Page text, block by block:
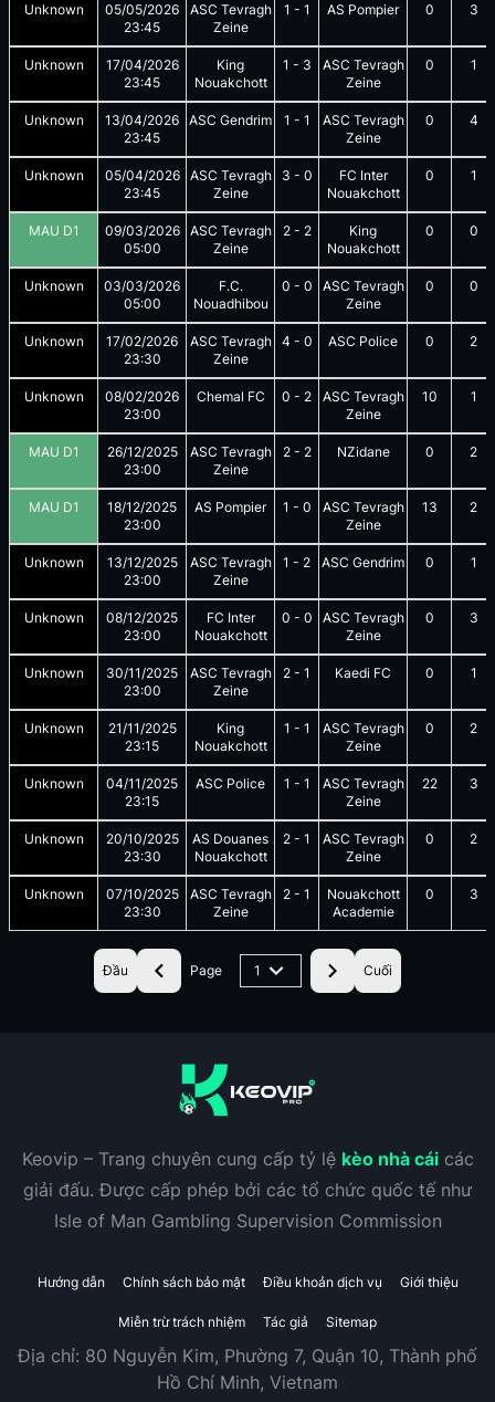
Unknown
05/05/2026
23:45
ASC Tevragh
Zeine
1 - 1 AS Pompier 0 3
Unknown
17/04/2026
23:45
King
Nouakchott
1 - 3
ASC Tevragh
Zeine
0 1
Unknown
13/04/2026
23:45
ASC Gendrim 1 - 1
ASC Tevragh
Zeine
0 4
Unknown
05/04/2026
23:45
ASC Tevragh
Zeine
3 - 0
FC Inter
Nouakchott
0 1
MAU D1
09/03/2026
05:00
ASC Tevragh
Zeine
2- 2
King
Nouakchott
0 0
Unknown
03/03/2026
05:00
F.C.
Nouadhibou
0 - 0
ASC Tevragh
Zeine
0 0
Unknown
17/02/2026
23:30
ASC Tevragh
Zeine
4 - 0 ASC Police 0 2
Unknown
08/02/2026
23:00
Chemal FC 0 - 2
ASC Tevragh
Zeine
10 1
MAU D1
26/12/2025
23:00
ASC Tevragh
Zeine
2- 2 NZidane 0 2
MAU D1
18/12/2025
23:00
AS Pompier 1 - 0
ASC Tevragh
Zeine
13 2
Unknown
13/12/2025
23:00
ASC Tevragh
Zeine
1 - 2 ASC Gendrim 0 1
Unknown
08/12/2025
23:00
FC Inter
Nouakchott
0 - 0
ASC Tevragh
Zeine
0 3
Unknown
30/11/2025
23:00
ASC Tevragh
Zeine
2 - 1 Kaedi FC 0 1
Unknown
21/11/2025
23:15
King
Nouakchott
1 - 1
ASC Tevragh
Zeine
0 2
Unknown
04/11/2025
23:15
ASC Police 1 - 1
ASC Tevragh
Zeine
22 3
Unknown
20/10/2025
23:30
AS Douanes
Nouakchott
2 - 1
ASC Tevragh
Zeine
0 2
Unknown
07/10/2025
23:30
ASC Tevragh
Zeine
2 - 1
Nouakchott
Academie
0 3
Đầu Page 1 Cuối
Keovip – Trang chuyên cung cấp tỷ lệ kèo nhà cáicác
giải đấu. Được cấp phép bởi các tổ chức quốc tế như
Isle of Man Gambling Supervision Commission
Hướng dẫn Chính sách bảo mật Điều khoản dịch vụ Giới thiệu
Miễn trừ trách nhiệm Tác giả Sitemap
Địa chỉ: 80 Nguyễn Kim, Phường 7, Quận 10, Thành phố
Hồ Chí Minh, Vietnam